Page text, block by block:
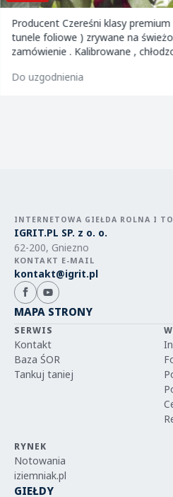
Producent Czereśni klasy premium
tunele foliowe ) zrywane na
zamówienie . Kalibrowane , chłodzone i
Do uzgodnienia
INTERNETOWA GIEŁDA ROLNA I
IGRIT.PL SP. z o. o.
62-200, Gniezno
KONTAKT E-MAIL
kontakt@igrit.pl
MAPA STRONY
SERWIS
Kontakt
Baza ŚOR
Tankuj taniej
RYNEK
Notowania
iziemniak.pl
GIEŁDY